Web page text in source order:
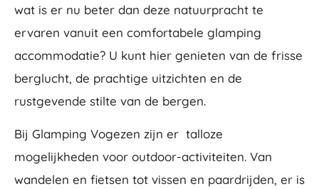
wat is er nu beter dan deze natuurpracht te
ervaren vanuit een comfortabele glamping
accommodatie? U kunt hier genieten van de frisse
berglucht, de prachtige uitzichten en de
rustgevende stilte van de bergen.
Bij Glamping Vogezen zijn er talloze
mogelijkheden voor outdoor-activiteiten. Van
wandelen en fietsen tot vissen en paardrijden, er is